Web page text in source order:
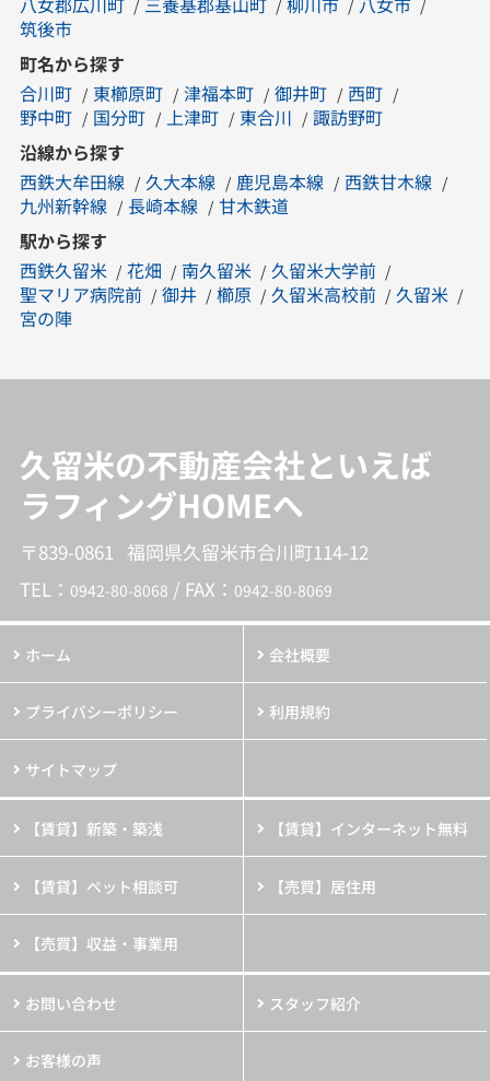
筑後市
町名から探す
合川町
東櫛原町 津福本町 御井町
西町
野中町
国分町 上津町 東合川
諏訪野町
沿線から探す
西鉄大牟田線
久大本線 鹿児島本線
西鉄甘木線
九州新幹線
長崎本線
甘木鉄道
駅から探す
西鉄久留米
花畑 南久留米
久留米大学前
聖マリア病院前
御井 櫛原 久留米高校前
久留米
宮の陣
久留米の不動産会社といえば
ラフィングHOMEへ
〒839-0861 福岡県久留米市合川町114-12
TEL： 0942-80-8068 / FAX： 0942-80-8069
ホーム 会社概要
プライバシーポリシー 利用規約
サイトマップ
【賃貸】新築・築浅 【賃貸】インターネット無料
【賃貸】ペット相談可 【売買】居住用
【売買】収益・事業用
お問い合わせ スタッフ紹介
お客様の声